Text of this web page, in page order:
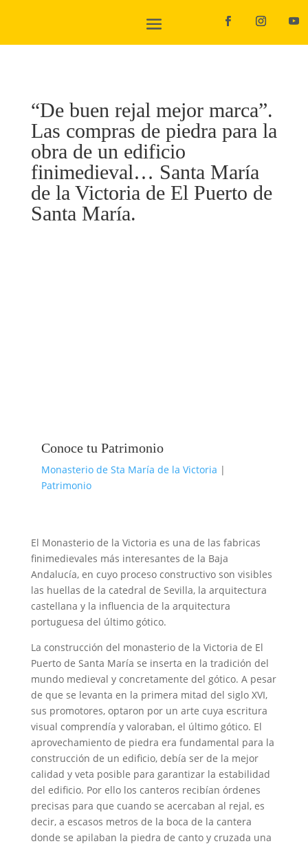
“De buen rejal mejor marca”.
Las compras de piedra para la
obra de un edificio
finimedieval… Santa María
de la Victoria de El Puerto de
Santa María.
Conoce tu Patrimonio
Monasterio de Sta María de la Victoria |
Patrimonio
El Monasterio de la Victoria es una de las fabricas
finimedievales más interesantes de la Baja
Andalucía, en cuyo proceso constructivo son visibles
las huellas de la catedral de Sevilla, la arquitectura
castellana y la influencia de la arquitectura
portuguesa del último gótico.
La construcción del monasterio de la Victoria de El
Puerto de Santa María se inserta en la tradición del
mundo medieval y concretamente del gótico. A pesar
de que se levanta en la primera mitad del siglo XVI,
sus promotores, optaron por un arte cuya escritura
visual comprendía y valoraban, el último gótico. El
aprovechamiento de piedra era fundamental para la
construcción de un edificio, debía ser de la mejor
calidad y veta posible para garantizar la estabilidad
del edificio. Por ello los canteros recibían órdenes
precisas para que cuando se acercaban al rejal, es
decir, a escasos metros de la boca de la cantera
donde se apilaban la piedra de canto y cruzada una